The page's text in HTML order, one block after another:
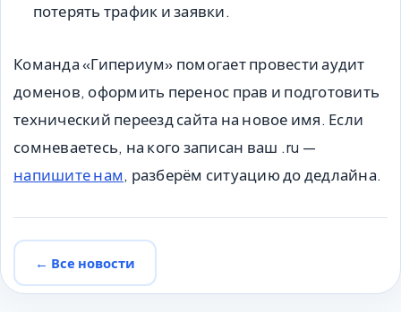
потерять трафик и заявки.
Команда «Гипериум» помогает провести аудит
доменов, оформить перенос прав и подготовить
технический переезд сайта на новое имя. Если
сомневаетесь, на кого записан ваш .ru —
напишите нам, разберём ситуацию до дедлайна.
← Все новости